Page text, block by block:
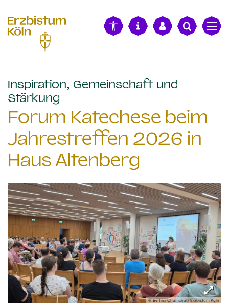
Inspiration, Gemeinschaft und
Stärkung
Forum Katechese beim
Jahrestreffen 2026 in
Haus Altenberg
© Bettina Chumchal / Erzbistum Köln